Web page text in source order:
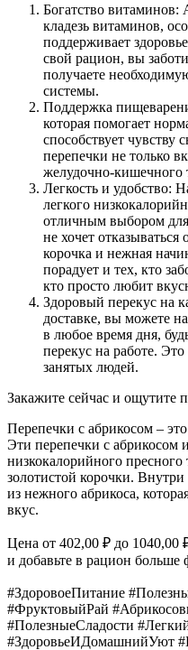
Богатство витаминов:
кладезь витаминов,
поддерживает
свой рацион, вы
получаете
системы.
Поддержка
которая помогает
способствует чувству
перепечки не только
желудочно-кишечного
Легкость и удобство:
легкого
отличным выбором для
не хочет
корочка и нежная
порадует и тех, кто
кто просто любит
Здоровый перекус на
доставке, вы можете
в любое время дня,
перекус на работе.
занятых людей.
Закажите сейчас и ощутите
Перепечки с абрикосом –
Эти перепечки с абрикосом
низкокалорийного пресного
золотистой корочки.
из нежного абрикоса,
вкус.
Цена от 402,00 ₽ до 1040,00
и добавьте в рацион больше
#ЗдоровоеПитание
#ФруктовыйРай
#ПолезныеСладости
#ЗдоровьеИДомашнийУют